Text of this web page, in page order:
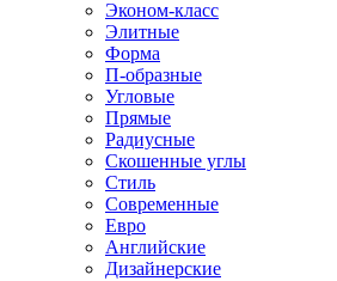
Эконом-класс
Элитные
Форма
П-образные
Угловые
Прямые
Радиусные
Скошенные углы
Стиль
Современные
Евро
Английские
Дизайнерские